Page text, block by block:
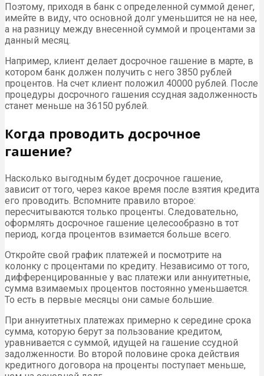
Поэтому, приходя в банк с определенной суммой денег,
имейте в виду, что основной долг уменьшится не на нее,
а на разницу между внесенной суммой и процентами за
данный месяц.
Например, клиент делает досрочное гашение в марте, в
котором банк должен получить с него 3850 рублей
процентов. На счет клиент положил 40000 рублей. После
процедуры досрочного гашения ссудная задолженность
станет меньше на 36150 рублей.
Когда проводить досрочное
гашение?
Насколько выгодным будет досрочное гашение,
зависит от того, через какое время после взятия кредита
его проводить. Вспомните правило второе:
пересчитываются только проценты. Следовательно,
оформлять досрочное гашение целесообразно в тот
период, когда процентов взимается больше всего.
Откройте свой график платежей и посмотрите на
колонку с процентами по кредиту. Независимо от того,
дифференцированные у вас платежи или аннуитетные,
сумма взимаемых процентов постоянно уменьшается.
То есть в первые месяцы они самые большие.
При аннуитетных платежах примерно к середине срока
сумма, которую берут за пользование кредитом,
уравнивается с суммой, идущей на гашение ссудной
задолженности. Во второй половине срока действия
кредитного договора на проценты поступает меньше,